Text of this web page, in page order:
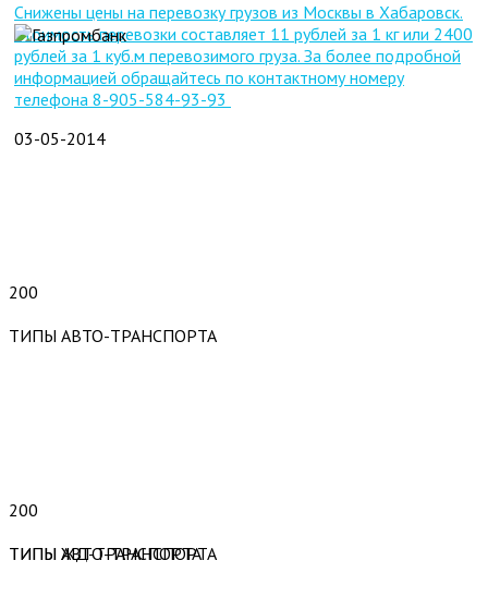
Снижены цены на перевозку грузов из Москвы в Хабаровск.
Стоимость перевозки составляет 11 рублей за 1 кг или 2400
рублей за 1 куб.м перевозимого груза. За более подробной
информацией обращайтесь по контактному номеру
телефона 8-905-584-93-93
03-05-2014
200
ТИПЫ АВТО-ТРАНСПОРТА
ТИПЫ АВТО-ТРАНСПОРТА
200
ТИПЫ ЖД-ТРАНСПОРТА